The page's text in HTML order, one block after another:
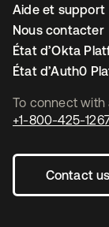
To connect
+1-800-425-1267
Contact us
Aide et support
Nous contacter
État d’Okta
État d’Auth0